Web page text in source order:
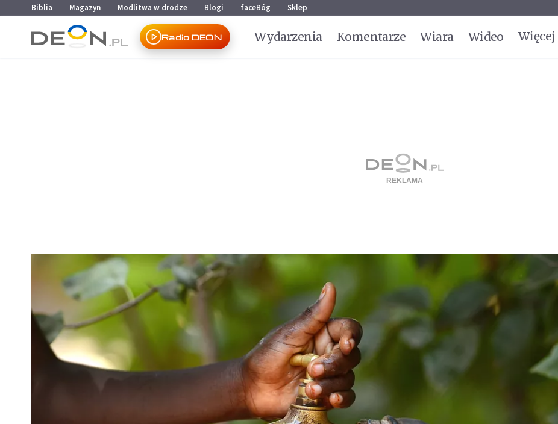
Przejdź do menu głównego
Przejdź do treści
Biblia Magazyn Modlitwa w drodze Blogi faceBóg Sklep
Radio DEON Wydarzenia Komentarze Wiara Wideo Więcej